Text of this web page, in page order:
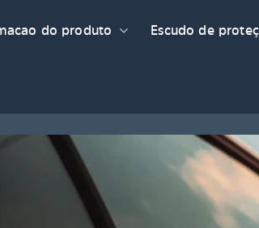
do produto Escudo de